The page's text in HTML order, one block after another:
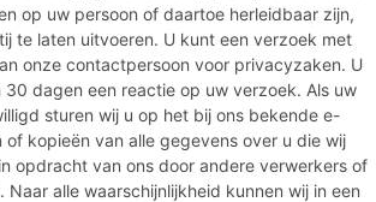
op uw persoon of daartoe herleidbaar zijn,
te laten uitvoeren. U kunt een verzoek met
onze contactpersoon voor privacyzaken. U
dagen een reactie op uw verzoek. Als uw
sturen wij u op het bij ons bekende e-
of kopieën van alle gegevens over u die wij
opdracht van ons door andere verwerkers of
alle waarschijnlijkheid kunnen wij in een